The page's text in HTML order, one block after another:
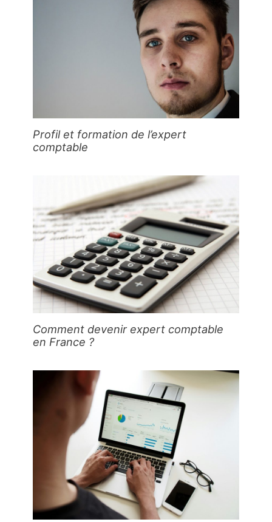
Profil et formation de l’expert
comptable
Comment devenir expert comptable
en France ?